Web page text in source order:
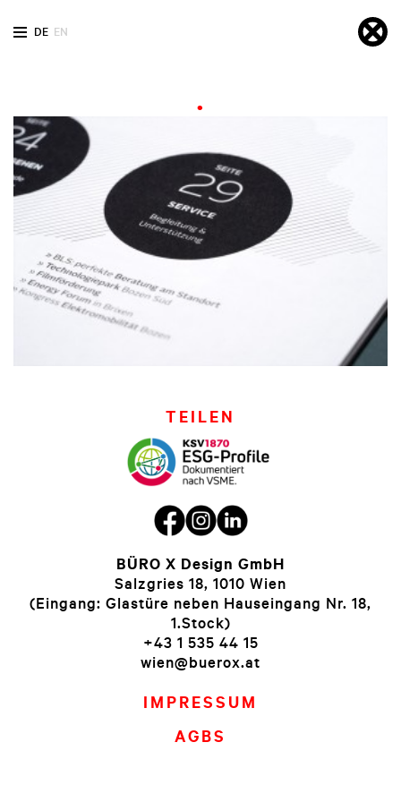
DE EN
TEILEN
BÜRO X Design GmbH
Salzgries 18, 1010 Wien
(Eingang: Glastüre neben Hauseingang Nr. 18,
1.Stock)
+43 1 535 44 15
wien@buerox.at
IMPRESSUM
AGBS